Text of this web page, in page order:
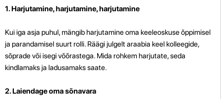
1. Harjutamine, harjutamine, harjutamine
Kui iga asja puhul, mängib harjutamine oma keeleoskuse õppimisel
ja parandamisel suurt rolli. Räägi julgelt araabia keel kolleegide,
sõprade või isegi võõrastega. Mida rohkem harjutate, seda
kindlamaks ja ladusamaks saate.
2. Laiendage oma sõnavara